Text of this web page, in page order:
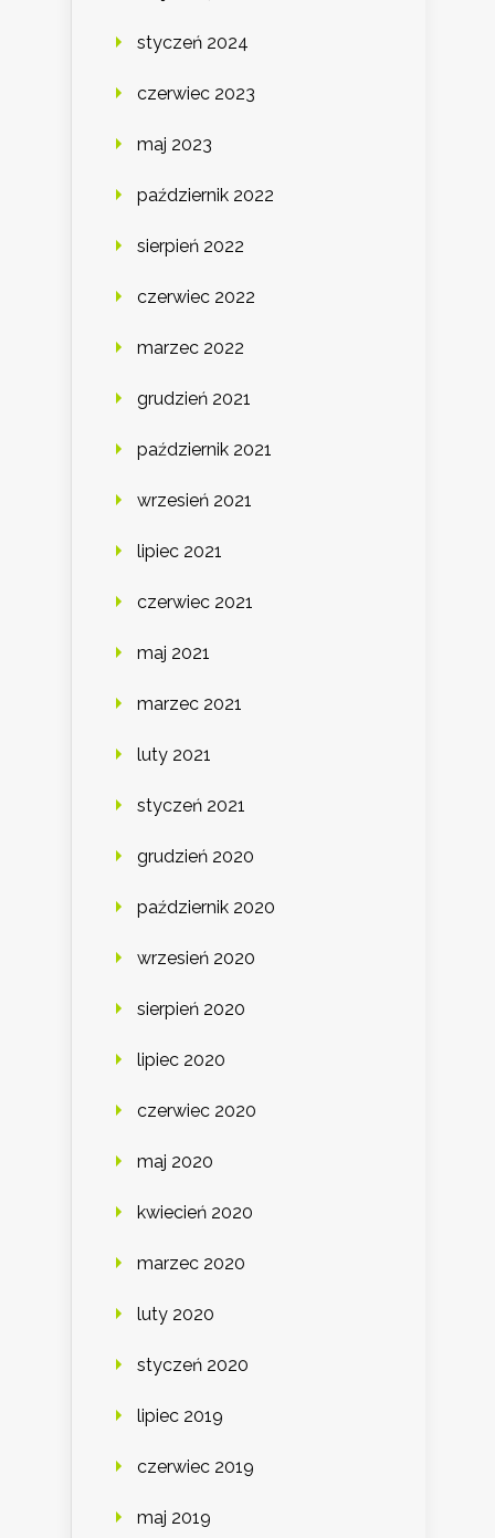
styczeń 2024
czerwiec 2023
maj 2023
październik 2022
sierpień 2022
czerwiec 2022
marzec 2022
grudzień 2021
październik 2021
wrzesień 2021
lipiec 2021
czerwiec 2021
maj 2021
marzec 2021
luty 2021
styczeń 2021
grudzień 2020
październik 2020
wrzesień 2020
sierpień 2020
lipiec 2020
czerwiec 2020
maj 2020
kwiecień 2020
marzec 2020
luty 2020
styczeń 2020
lipiec 2019
czerwiec 2019
maj 2019